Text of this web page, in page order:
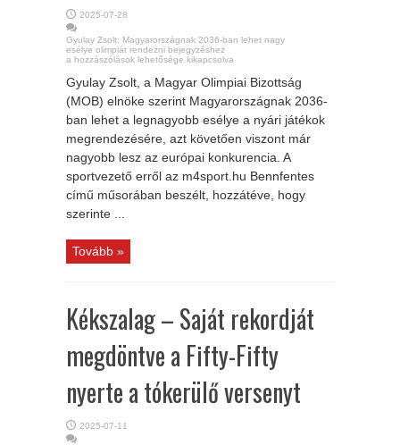
2025-07-28
Gyulay Zsolt: Magyarországnak 2036-ban lehet nagy
esélye olimpiát rendezni bejegyzéshez
a hozzászólások lehetősége kikapcsolva
Gyulay Zsolt, a Magyar Olimpiai Bizottság
(MOB) elnöke szerint Magyarországnak 2036-
ban lehet a legnagyobb esélye a nyári játékok
megrendezésére, azt követően viszont már
nagyobb lesz az európai konkurencia. A
sportvezető erről az m4sport.hu Bennfentes
című műsorában beszélt, hozzátéve, hogy
szerinte ...
Tovább »
Kékszalag – Saját rekordját
megdöntve a Fifty-Fifty
nyerte a tókerülő versenyt
2025-07-11